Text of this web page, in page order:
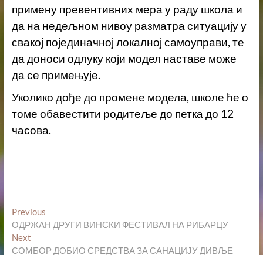
примену превентивних мера у раду школа и
да на недељном нивоу разматра ситуацију у
свакој појединачној локалној самоуправи, те
да доноси одлуку који модел наставе може
да се примењује.
Уколико дође до промене модела, школе ће о
томе обавестити родитеље до петка до 12
часова.
Кретање
чланка
PreviousPrevious
post:
ОДРЖАН ДРУГИ ВИНСКИ ФЕСТИВАЛ НА РИБАРЦУ
NextNext
post:
СОМБОР ДОБИО СРЕДСТВА ЗА САНАЦИЈУ ДИВЉЕ